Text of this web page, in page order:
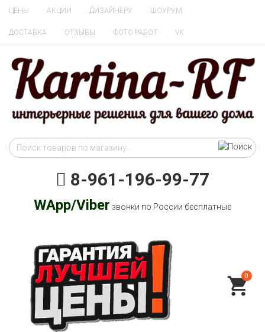
ЦЕНЫ АКЦИИ ДИЗАЙНЕРУ ШОУРУМ
ДОСТАВКА ОТЗЫВЫ ФОТО РАБОТ VK
8-961-196-99-77
WApp/Viber звонки по России бесплатные
0